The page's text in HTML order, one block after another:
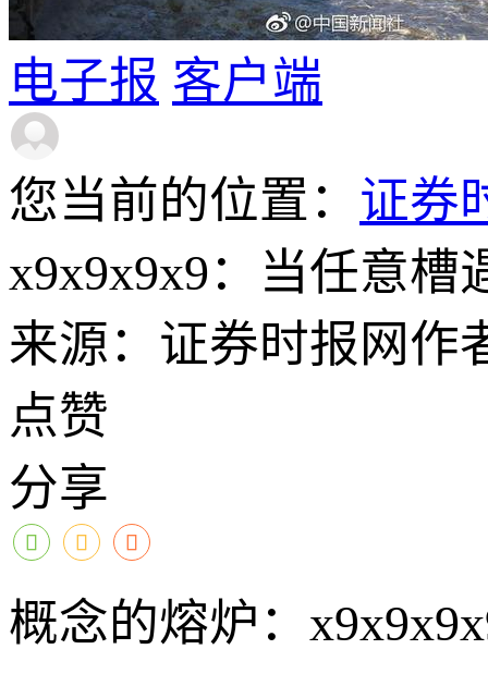
电子报 客户端
您当前的位置： 证券
x9x9x9x9：当任意
来源：证券时报网作
点赞
分享
概念的熔炉：